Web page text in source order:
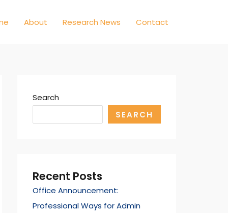
About Research News Contact
Search
SEARCH
Recent Posts
Office Announcement:
Professional Ways for Admin